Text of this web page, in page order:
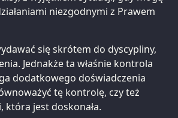
niezgodnymi z Prawem
się skrótem do dyscypliny,
Jednakże ta właśnie kontrola
dodatkowego doświadczenia
tę kontrolę, czy też
która jest doskonała.